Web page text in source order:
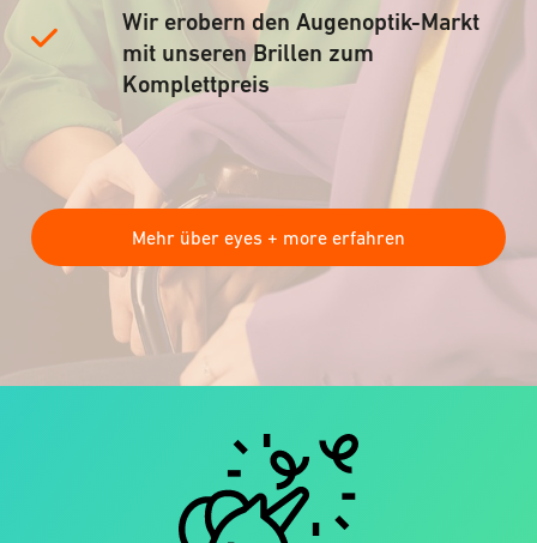
Wir erobern den Augenoptik-Markt
mit unseren Brillen zum
Komplettpreis
Mehr über eyes + more erfahren